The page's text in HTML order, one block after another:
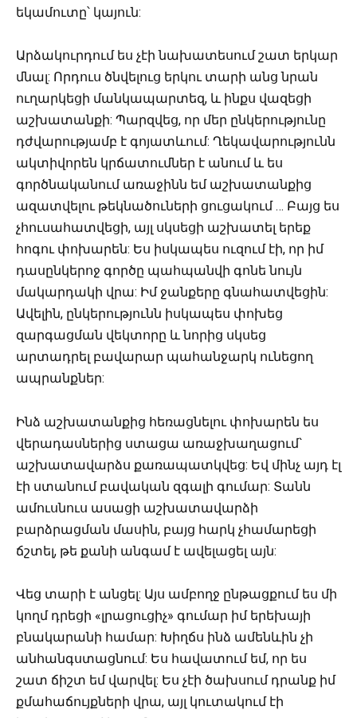
եկամուտը՝ կայուն:
Արձակուրդում ես չէի նախատեսում շատ երկար
մնալ: Որդուս ծնվելուց երկու տարի անց նրան
ուղարկեցի մանկապարտեզ, և ինքս վազեցի
աշխատանքի: Պարզվեց, որ մեր ընկերությունը
դժվարությամբ է գոյատևում: Ղեկավարությունն
ակտիվորեն կրճատումներ է անում և ես
գործնականում առաջինն եմ աշխատանքից
ազատվելու թեկնածուների ցուցակում … Բայց ես
չհուսահատվեցի, այլ սկսեցի աշխատել երեք
հոգու փոխարեն: Ես իսկապես ուզում էի, որ իմ
դասընկերոջ գործը պահպանվի գոնե նույն
մակարդակի վրա: Իմ ջանքերը գնահատվեցին:
Ավելին, ընկերությունն իսկապես փոխեց
զարգացման վեկտորը և նորից սկսեց
արտադրել բավարար պահանջարկ ունեցող
ապրանքներ:
Ինձ աշխատանքից հեռացնելու փոխարեն ես
վերադասներից ստացա առաջխաղացում`
աշխատավարձս քառապատկվեց: Եվ մինչ այդ էլ
էի ստանում բավական զգալի գումար: Տանն
ամուսնուս ասացի աշխատավարձի
բարձրացման մասին, բայց հարկ չհամարեցի
ճշտել, թե քանի անգամ է ավելացել այն:
Վեց տարի է անցել: Այս ամբողջ ընթացքում ես մի
կողմ դրեցի «լրացուցիչ» գումար իմ երեխայի
բնակարանի համար: Խիղճս ինձ ամենևին չի
անհանգստացնում: Ես հավատում եմ, որ ես
շատ ճիշտ եմ վարվել: Ես չէի ծախսում դրանք իմ
քմահաճույքների վրա, այլ կուտակում էի